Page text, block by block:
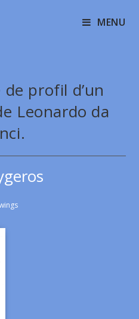
MENU
profil d’un
Leonardo da